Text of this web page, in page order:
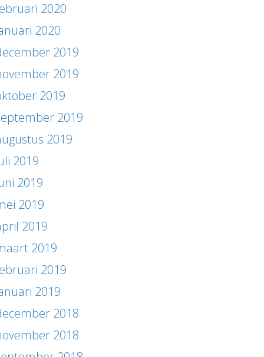
2020
2020
2019
2019
2019
2019
2019
2019
2019
2019
2019
2019
2019
2019
2018
2018